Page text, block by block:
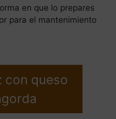
en que lo prepares
para el mantenimiento
con queso